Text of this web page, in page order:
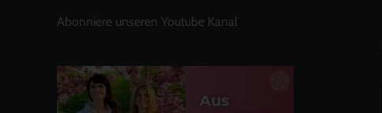
Abonniere unseren Youtube Kanal